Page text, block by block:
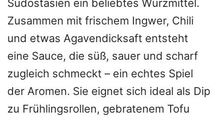
Südostasien ein beliebtes Würzmittel.
Zusammen mit frischem Ingwer, Chili
und etwas Agavendicksaft entsteht
eine Sauce, die süß, sauer und scharf
zugleich schmeckt – ein echtes Spiel
der Aromen. Sie eignet sich ideal als Dip
zu Frühlingsrollen, gebratenem Tofu